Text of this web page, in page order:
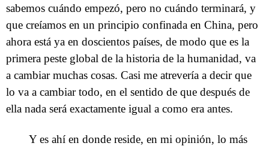
sabemos cuándo empezó, pero no cuándo terminará, y
que creíamos en un principio confinada en China, pero
ahora está ya en doscientos países, de modo que es la
primera peste global de la historia de la humanidad, va
a cambiar muchas cosas. Casi me atrevería a decir que
lo va a cambiar todo, en el sentido de que después de
ella nada será exactamente igual a como era antes.
Y es ahí en donde reside, en mi opinión, lo más